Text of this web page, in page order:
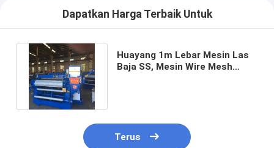
Dapatkan Harga Terbaik Untuk
Huayang 1m Lebar Mesin Las
Baja SS, Mesin Wire Mesh
Terus